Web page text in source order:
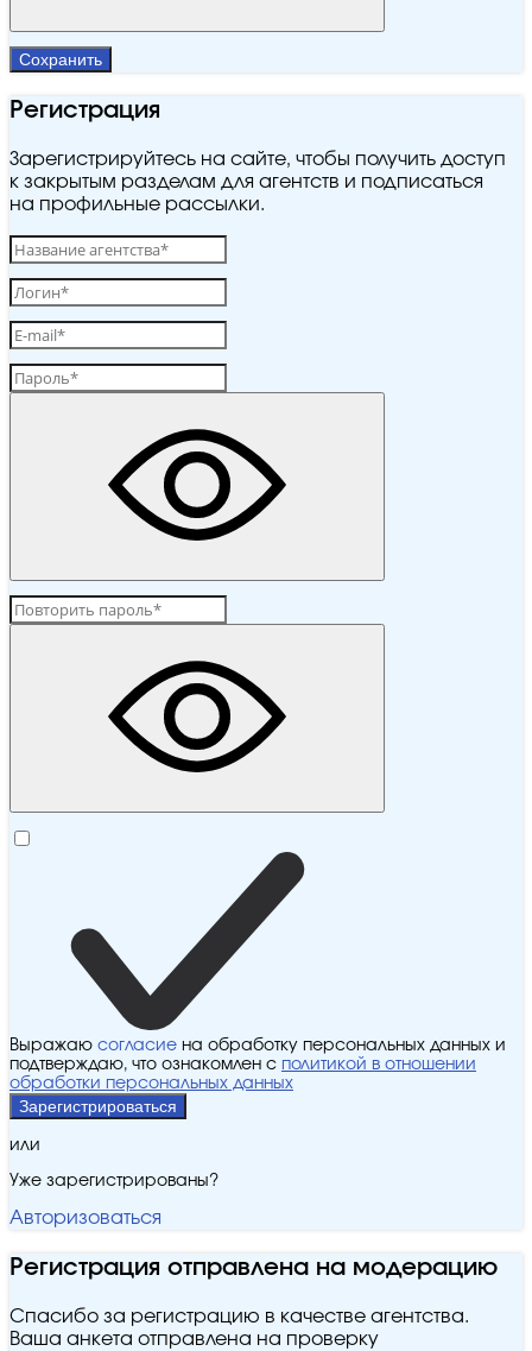
Сохранить
Регистрация
Зарегистрируйтесь на сайте, чтобы получить доступ
к закрытым разделам для агентств и подписаться
на профильные рассылки.
Выражаю согласие на обработку персональных данных и
подтверждаю, что ознакомлен с политикой в отношении
обработки персональных данных
Зарегистрироваться
или
Уже зарегистрированы?
Авторизоваться
Регистрация отправлена на модерацию
Спасибо за регистрацию в качестве агентства.
Ваша анкета отправлена на проверку